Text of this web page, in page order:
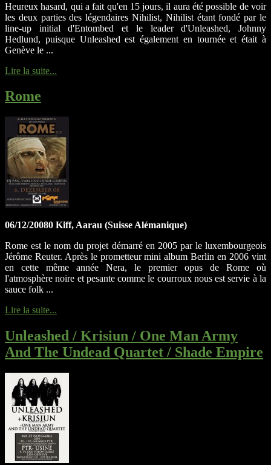
Heureux hasard, qui a fait qu'en 15 jours, il aura été possible de voir
les deux parties des légendaires Nihilist, Nihilist étant fondé par le
line-up initial d'Entombed et le leader d'Unleashed, Johnny
Hedlund, puisque Unleashed est également en tournée et était à
Genève le ...
Lire la suite...
Rome
06/12/20080 Kiff, Aarau (Suisse Alémanique)
Rome est le nom du projet démarré en 2005 par le luxembourgeois
Jérôme Reuter. Après le prometteur mini album Berlin en 2006 vint
en cette même année Nera, le premier opus de Rome où
l'atmosphère noire et pesante comme le courroux nous est servie à la
sauce folk ...
Lire la suite...
Unleashed / Krisiun / One Man Army
And The Undead Quartet / Shade Empire